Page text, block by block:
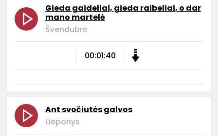
Gieda gaideliai, gieda raibeliai, o dar
mano martelė
Švendubrė
00:01:40
Ant svočiutės galvos
Lieponys